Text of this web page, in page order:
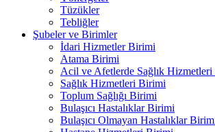
Tüzükler
Tebliğler
Şubeler ve Birimler
İdari Hizmetler Birimi
Atama Birimi
Acil ve Afetlerde Sağlık
Sağlık Hizmetleri Birimi
Toplum Sağlığı Birimi
Bulaşıcı Hastalıklar Birimi
Bulaşıcı Olmayan Hastalıklar